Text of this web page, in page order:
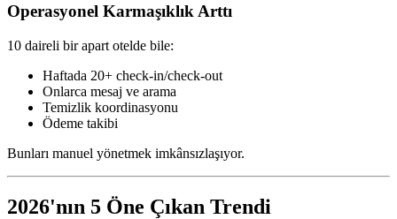
Operasyonel Karmaşıklık Arttı
10 daireli bir apart otelde bile:
Haftada 20+ check-in/check-out
Onlarca mesaj ve arama
Temizlik koordinasyonu
Ödeme takibi
Bunları manuel yönetmek imkânsızlaşıyor.
2026'nın 5 Öne Çıkan Trendi